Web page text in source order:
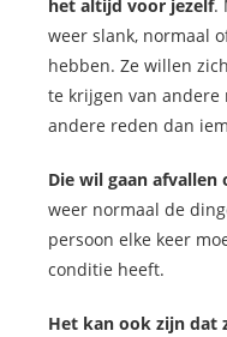
het altijd voor jezelf.
weer slank, normaal
hebben. Ze willen
te krijgen van andere
andere reden dan
Die wil gaan
weer normaal de
persoon elke keer
conditie heeft.
Het kan ook zijn dat